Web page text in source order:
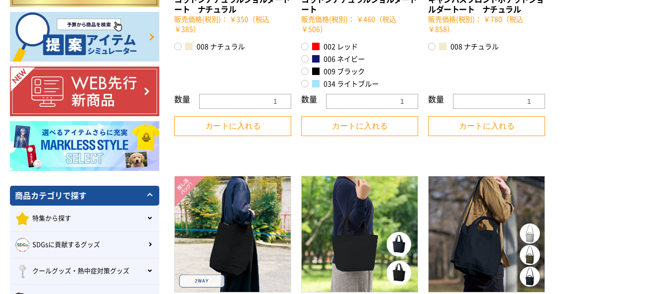
ート ナチュラル
販売価格(税別)： ￥350（税込
￥385）
008 ナチュラル
数量
カートに入れる
ート
販売価格(税別)： ￥460（税込
￥506）
002 レッド
006 ネイビー
009 ブラック
034 ライトブルー
数量
カートに入れる
ルダートート ナチュラル
販売価格(税別)： ￥780（税込
￥858）
008 ナチュラル
数量
カートに入れる
商品カテゴリで探す
特集から探す
SDGsに貢献するグッズ
クールグッズ・熱中症対策グッズ